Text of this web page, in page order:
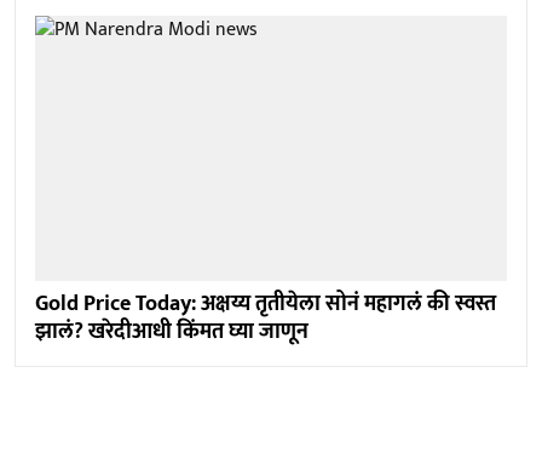
Gold Price Today: अक्षय्य तृतीयेला सोनं महागलं की स्वस्त
झालं? खरेदीआधी किंमत घ्या जाणून